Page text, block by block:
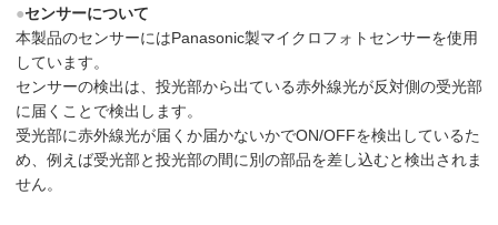
●センサーについて
本製品のセンサーにはPanasonic製マイクロフォトセンサーを使用
しています。
センサーの検出は、投光部から出ている赤外線光が反対側の受光部
に届くことで検出します。
受光部に赤外線光が届くか届かないかでON/OFFを検出しているた
め、例えば受光部と投光部の間に別の部品を差し込むと検出されま
せん。